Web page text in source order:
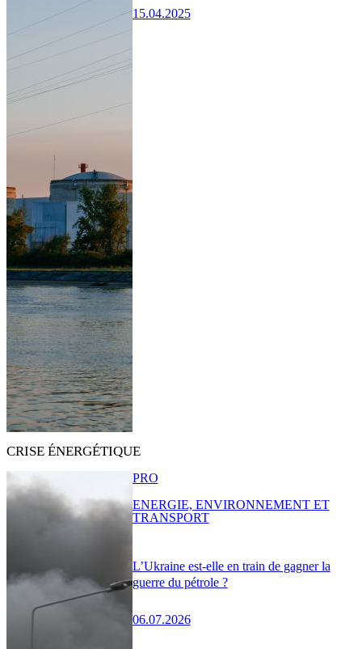
15.04.2025
CRISE ÉNERGÉTIQUE
L’Ukraine est-elle en train de gagner la
guerre du pétrole ?
06.07.2026
PRO
ENERGIE, ENVIRONNEMENT ET
TRANSPORT